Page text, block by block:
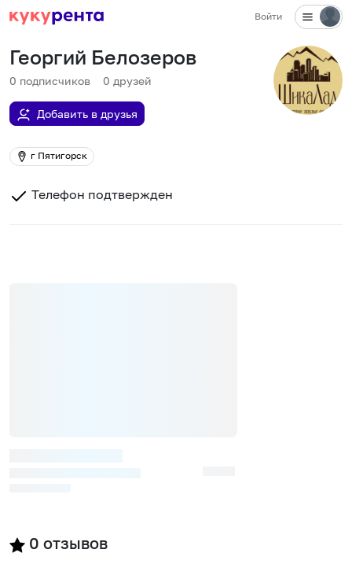
Войти
Георгий Белозеров
0 подписчиков 0 друзей
Добавить в друзья
г Пятигорск
Телефон подтвержден
0 отзывов